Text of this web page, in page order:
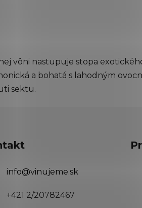
vôni nastupuje stopa
a bohatá s lahodným
sektu.
info@vinujeme.sk
+421 2/20782467